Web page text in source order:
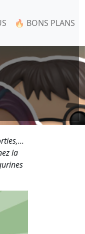
🔥 BONS PLANS
la